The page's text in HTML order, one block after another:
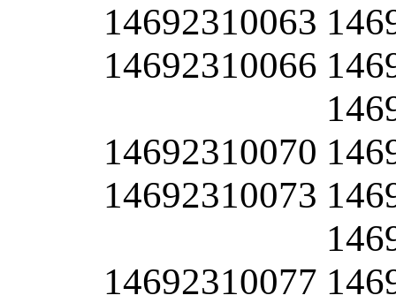
14692310063
14692310066
14692310070
14692310073
14692310077